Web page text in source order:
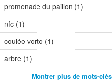
promenade du paillon (1)
nfc (1)
coulée verte (1)
arbre (1)
Montrer plus de mots-clés